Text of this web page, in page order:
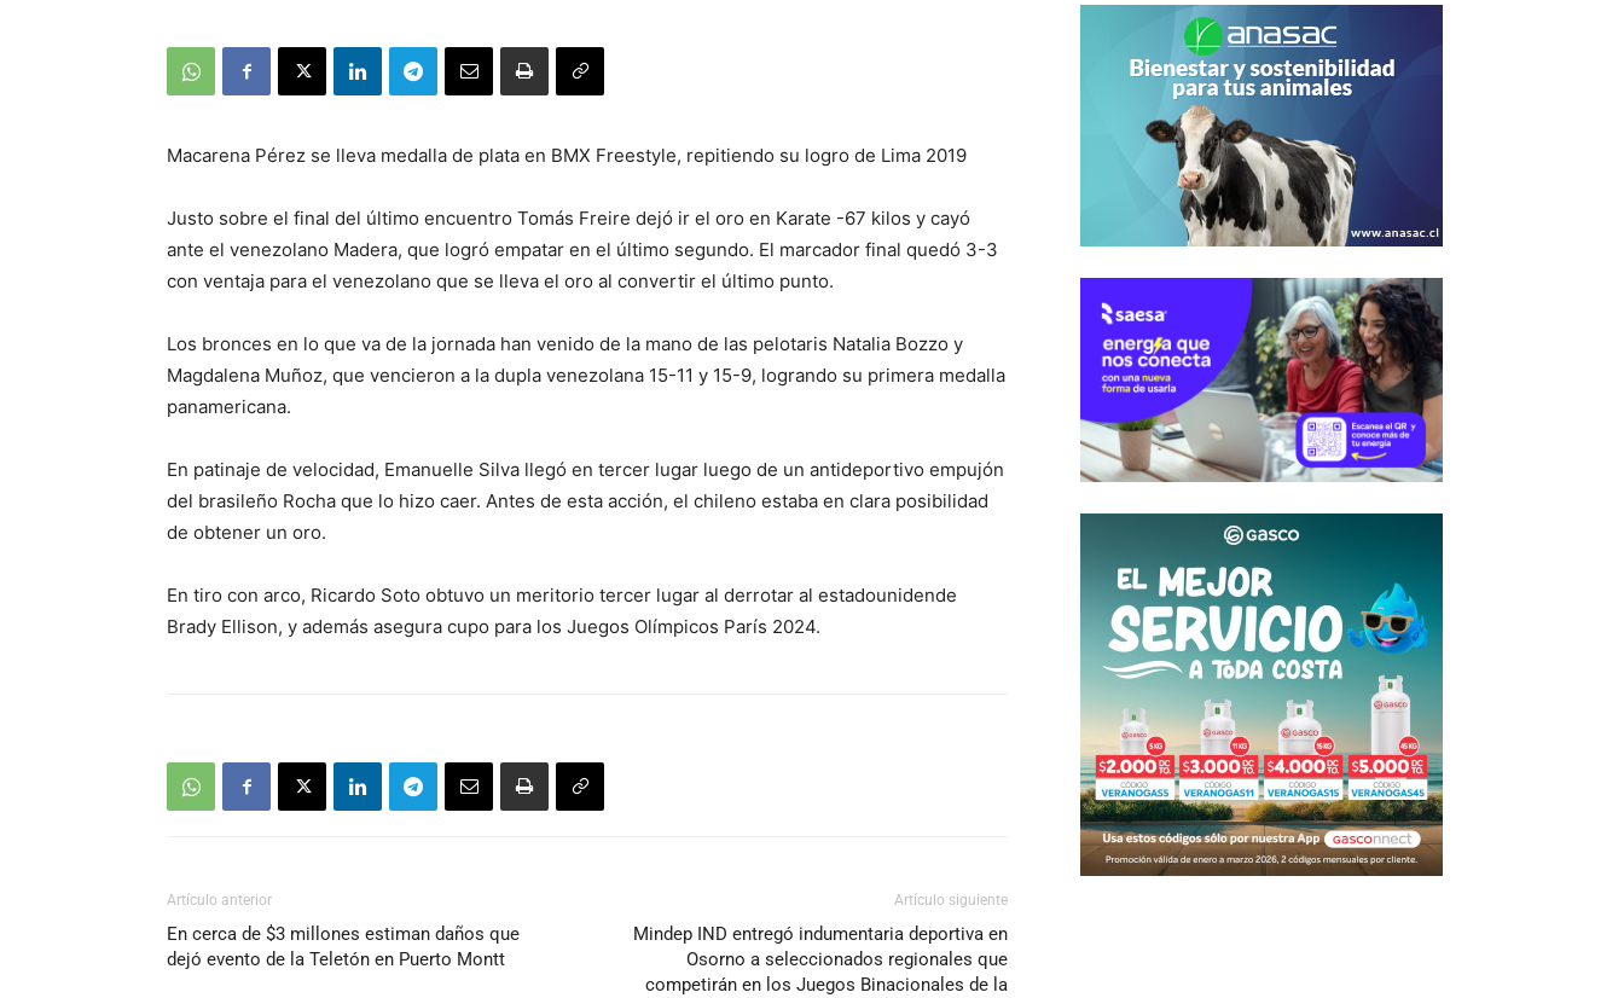
Macarena Pérez se lleva medalla de plata en BMX Freestyle, repitiendo su logro de Lima 2019
Justo sobre el final del último encuentro Tomás Freire dejó ir el oro en Karate -67 kilos y cayó
ante el venezolano Madera, que logró empatar en el último segundo. El marcador final quedó 3-3
con ventaja para el venezolano que se lleva el oro al convertir el último punto.
Los bronces en lo que va de la jornada han venido de la mano de las pelotaris Natalia Bozzo y
Magdalena Muñoz, que vencieron a la dupla venezolana 15-11 y 15-9, logrando su primera medalla
panamericana.
En patinaje de velocidad, Emanuelle Silva llegó en tercer lugar luego de un antideportivo empujón
del brasileño Rocha que lo hizo caer. Antes de esta acción, el chileno estaba en clara posibilidad
de obtener un oro.
En tiro con arco, Ricardo Soto obtuvo un meritorio tercer lugar al derrotar al estadounidende
Brady Ellison, y además asegura cupo para los Juegos Olímpicos París 2024.
Artículo anterior
En cerca de $3 millones estiman daños que
dejó evento de la Teletón en Puerto Montt
Artículo siguiente
Mindep IND entregó indumentaria deportiva en
Osorno a seleccionados regionales que
competirán en los Juegos Binacionales de la